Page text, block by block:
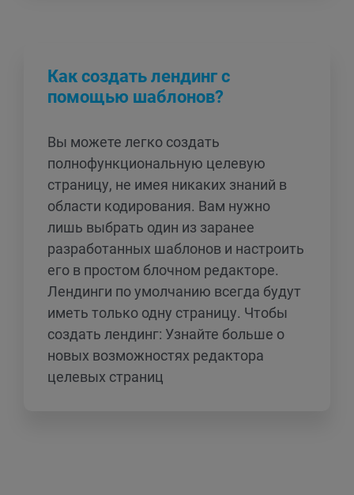
Как создать лендинг с
помощью шаблонов?
Вы можете легко создать
полнофункциональную целевую
страницу, не имея никаких знаний в
области кодирования. Вам нужно
лишь выбрать один из заранее
разработанных шаблонов и настроить
его в простом блочном редакторе.
Лендинги по умолчанию всегда будут
иметь только одну страницу. Чтобы
создать лендинг: Узнайте больше о
новых возможностях редактора
целевых страниц